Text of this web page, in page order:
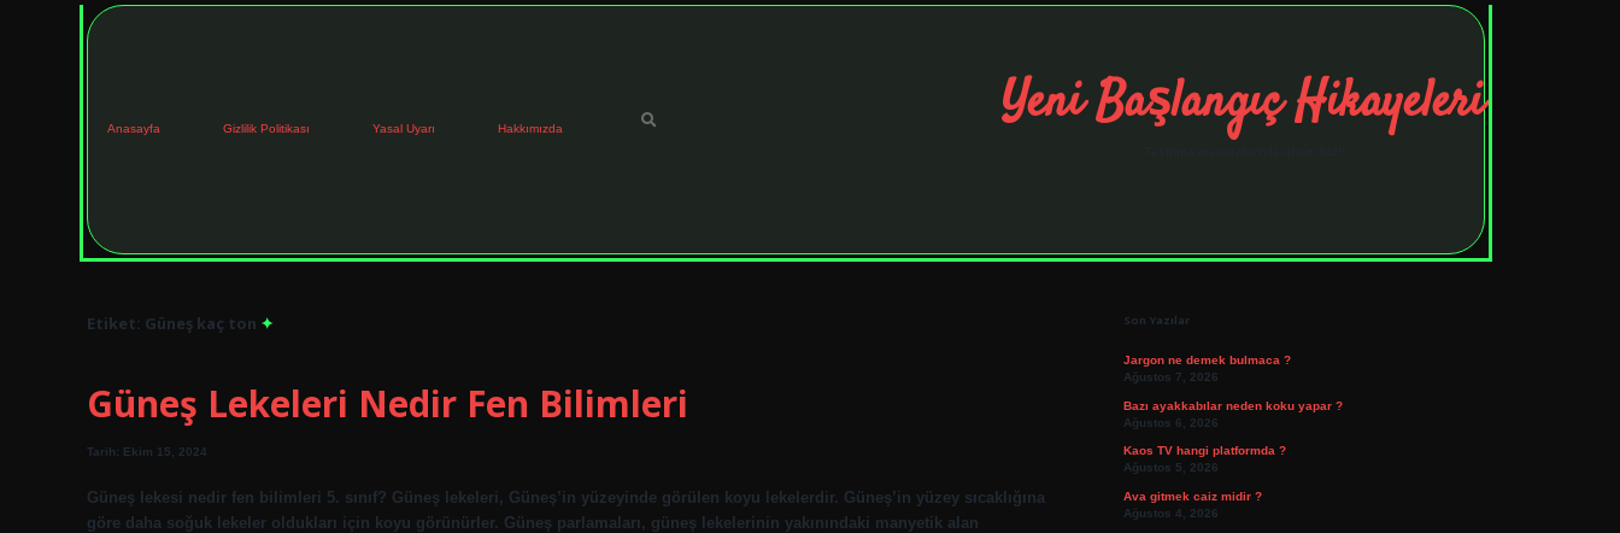
Anasayfa Gizlilik Politikası Yasal Uyarı Hakkımızda Yeni Başlangıç Hikayeleri
Etiket: Güneş kaç ton
Güneş Lekeleri Nedir Fen Bilimleri
Tarih: Ekim 15, 2024
Güneş lekesi nedir fen bilimleri 5. sınıf? Güneş lekeleri, Güneş’in yüzeyinde görülen koyu lekelerdir. Güneş’in yüzey sıcaklığına
göre daha soğuk lekeler oldukları için koyu görünürler. Güneş parlamaları, güneş lekelerinin yakınındaki manyetik alan
Son Yazılar
Jargon ne demek bulmaca ?
Ağustos 7, 2026
Bazı ayakkabılar neden koku yapar ?
Ağustos 6, 2026
Kaos TV hangi platformda ?
Ağustos 5, 2026
Ava gitmek caiz midir ?
Ağustos 4, 2026
tulipbetelexbett.net